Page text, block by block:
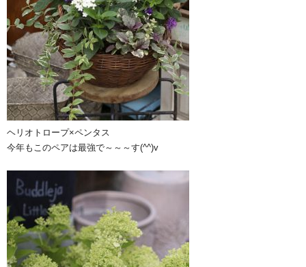
ヘリオトロープ×ペンタス
今年もこのペアは最強で～～～す(^^)v